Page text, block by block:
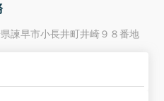
諫早市小長井町井崎９８番地